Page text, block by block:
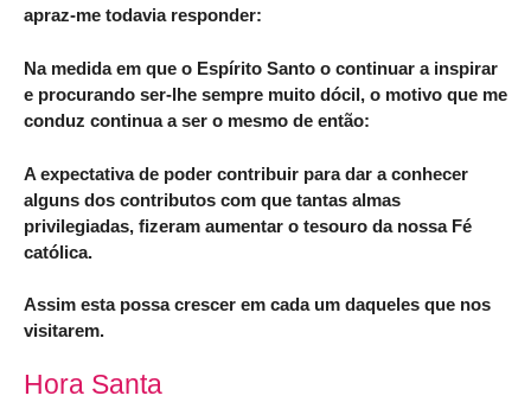
apraz-me todavia responder:
Na medida em que o Espírito Santo o continuar a inspirar
e procurando ser-lhe sempre muito dócil, o motivo que me
conduz continua a ser o mesmo de então:
A expectativa de poder contribuir para dar a conhecer
alguns dos contributos com que tantas almas
privilegiadas, fizeram aumentar o tesouro da nossa Fé
católica.
Assim esta possa crescer em cada um daqueles que nos
visitarem.
Artigos mais recentes
Hora Santa